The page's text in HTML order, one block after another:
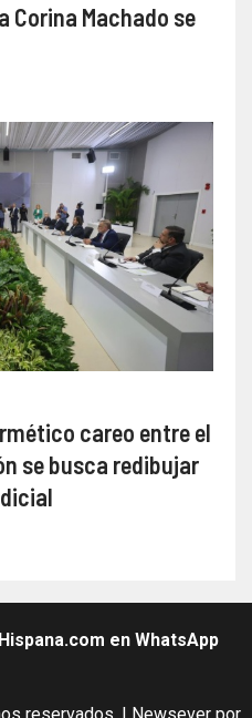
Corina Machado se
careo entre el
se busca redibujar
en WhatsApp
reservados. | Newseverpor